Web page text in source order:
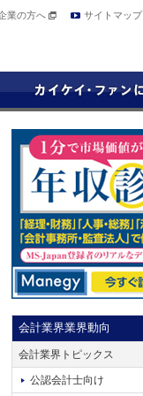
業の方へ サイトマップ
会計業界業界動向
会計業界トピックス
公認会計士向け